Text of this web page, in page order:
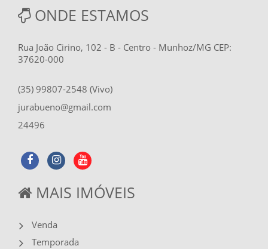
ONDE ESTAMOS
Rua João Cirino, 102 - B - Centro - Munhoz/MG CEP:
37620-000
(35) 99807-2548 (Vivo)
jurabueno@gmail.com
24496
MAIS IMÓVEIS
Venda
Temporada